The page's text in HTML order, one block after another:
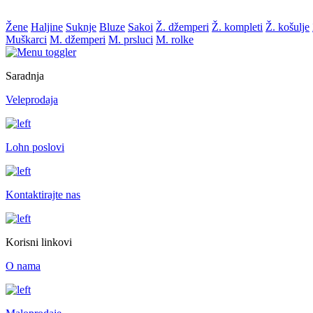
Žene Haljine Suknje Bluze Sakoi Ž. džemperi Ž. kompleti Ž. košulje
Muškarci M. džemperi M. prsluci M. rolke
Saradnja
Veleprodaja
Lohn poslovi
Kontaktirajte nas
Korisni linkovi
O nama